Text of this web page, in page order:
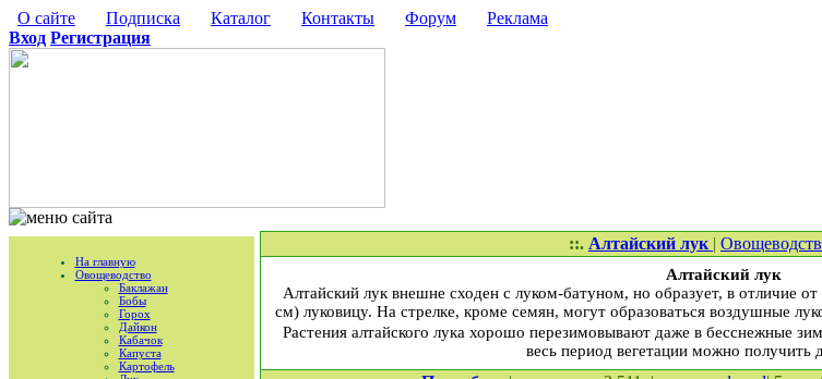
О сайте Подписка Каталог Контакты Форум
Реклама
Вход Регистрация
На главную
Овощеводство
Баклажан
Бобы
Горох
Дайкон
Кабачок
Капуста
Картофель
::. Алтайский лук |
Алтайский лук
Алтайский лук внешне сходен с луком-батуном, но образует, в отличие
см) луковицу. На стрелке, кроме семян, могут образоваться воздушные
Растения алтайского лука хорошо перезимовывают даже в бесснежные
весь период вегетации можно получить